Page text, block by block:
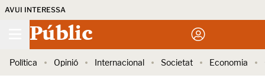
AVUI INTERESSA
Públic
Política Opinió Internacional Societat Economia